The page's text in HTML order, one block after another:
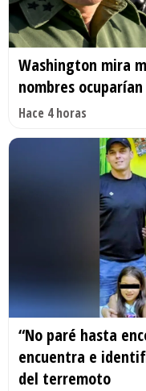
Washington mira
nombres
Hace 4 horas
“No paré hasta
encuentra e
del terremoto